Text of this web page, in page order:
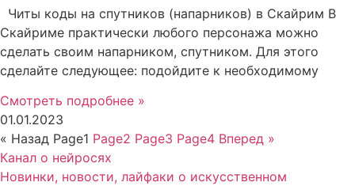
Читы коды на спутников (напарников) в Скайрим В
Скайриме практически любого персонажа можно
сделать своим напарником, спутником. Для этого
сделайте следующее: подойдите к необходимому
Смотреть подробнее »
01.01.2023
« Назад Page1 Page2 Page3 Page4 Вперед »
Канал о нейросях
Новинки, новости, лайфаки о искусственном